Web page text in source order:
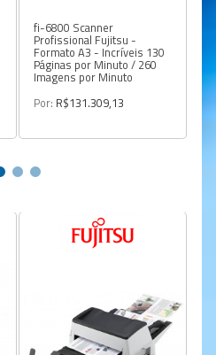
fi-6800 Scanner
Profissional Fujitsu -
Formato A3 - Incríveis 130
Páginas por Minuto / 260
Imagens por Minuto
Por: R$131.309,13